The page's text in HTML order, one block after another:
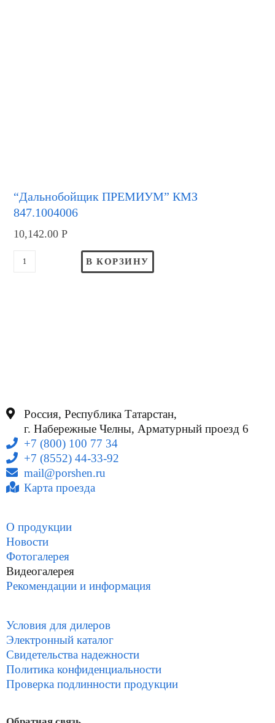
“Дальнобойщик ПРЕМИУМ” КМЗ
847.1004006
10,142.00Р
В КОРЗИНУ
Россия, Республика Татарстан,
г. Набережные Челны, Арматурный проезд 6
+7 (800) 100 77 34
+7 (8552) 44-33-92
mail@porshen.ru
Карта проезда
О продукции
Новости
Фотогалерея
Видеогалерея
Рекомендации и информация
Условия для дилеров
Электронный каталог
Свидетельства надежности
Политика конфиденциальности
Проверка подлинности продукции